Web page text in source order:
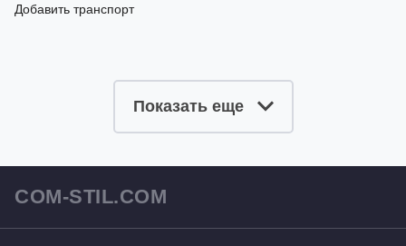
Добавить транспорт
Показать еще
COM-STIL.COM